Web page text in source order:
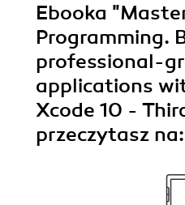
Ebooka
Programming.
professional-
applications
Xcode 10 -
przeczytasz na: